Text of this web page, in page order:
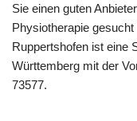
Sie einen guten
Physiotherapie
Ruppertshofen ist eine
Württemberg mit der
73577.